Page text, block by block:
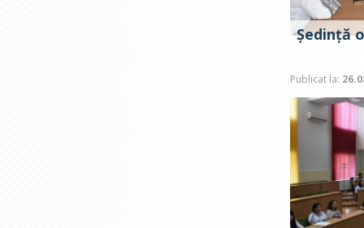
Ședință
Publicat la: